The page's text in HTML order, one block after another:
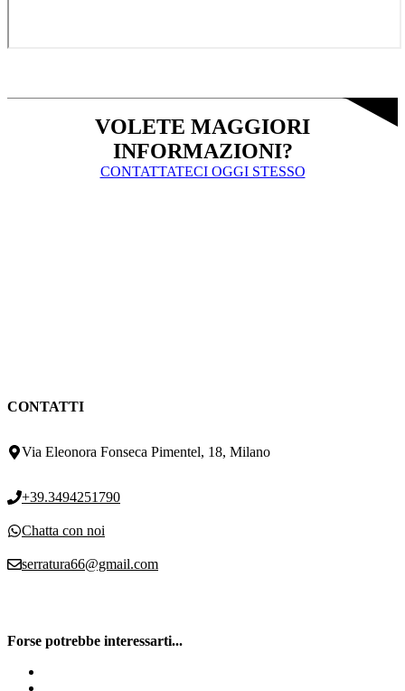
VOLETE MAGGIORI
INFORMAZIONI?
CONTATTATECI OGGI STESSO
CONTATTI
Via Eleonora Fonseca Pimentel, 18, Milano
+39.3494251790
Chatta con noi
serratura66@gmail.com
Forse potrebbe interessarti...